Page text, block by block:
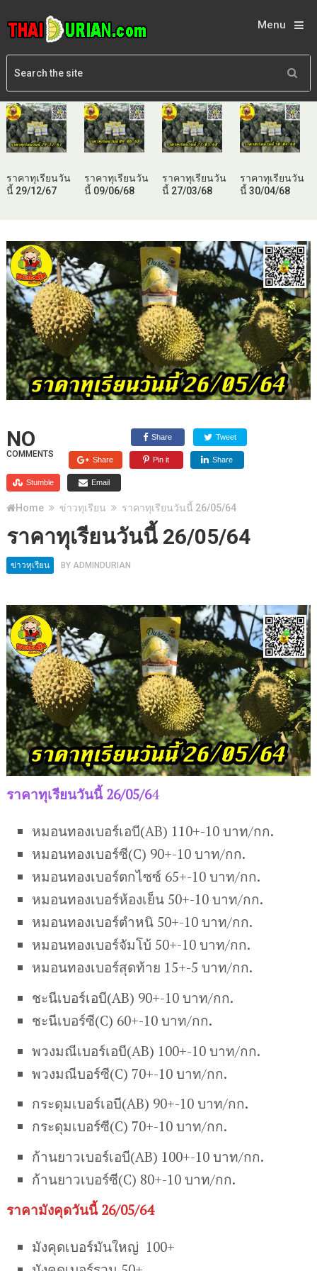
Menu
ราคาทุเรียนวัน
นี้ 29/12/67
ราคาทุเรียนวัน
นี้ 09/06/68
ราคาทุเรียนวัน
นี้ 27/03/68
ราคาทุเรียนวัน
นี้ 30/04/68
NO
COMMENTS
Share Tweet
Share Pin it Share
Stumble Email
Home ข่าวทุเรียน ราคาทุเรียนวันนี้ 26/05/64
ราคาทุเรียนวันนี้ 26/05/64
ข่าวทุเรียน BY ADMINDURIAN
ราคาทุเรียนวันนี้ 26/05/64
หมอนทองเบอร์เอบี(AB) 110+-10 บาท/กก.
หมอนทองเบอร์ซี(C) 90+-10 บาท/กก.
หมอนทองเบอร์ตกไซซ์ 65+-10 บาท/กก.
หมอนทองเบอร์ห้องเย็น 50+-10 บาท/กก.
หมอนทองเบอร์ตำหนิ 50+-10 บาท/กก.
หมอนทองเบอร์จัมโบ้ 50+-10 บาท/กก.
หมอนทองเบอร์สุดท้าย 15+-5 บาท/กก.
ชะนีเบอร์เอบี(AB) 90+-10 บาท/กก.
ชะนีเบอร์ซี(C) 60+-10 บาท/กก.
พวงมณีเบอร์เอบี(AB) 100+-10 บาท/กก.
พวงมณีบอร์ซี(C) 70+-10 บาท/กก.
กระดุมเบอร์เอบี(AB) 90+-10 บาท/กก.
กระดุมเบอร์ซี(C) 70+-10 บาท/กก.
ก้านยาวเบอร์เอบี(AB) 100+-10 บาท/กก.
ก้านยาวเบอร์ซี(C) 80+-10 บาท/กก.
ราคามังคุดวันนี้ 26/05/64
มังคุดเบอร์มันใหญ่ 100+